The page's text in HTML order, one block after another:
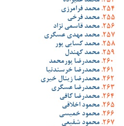
محمد فرامرزی
محمد فرخی
محمد قاسمی نژاد
محمد مهدی عسگری
محمد کسایی پور
محمد کهندل
محمدرضا پورمحمد
محمدرضا خرسندنیا
محمدرضا زینال خیری
محمدرضا عسگری
محمدرضا کافی
محمود اخلاقی
محمود خمیسی
محمود شفیعی